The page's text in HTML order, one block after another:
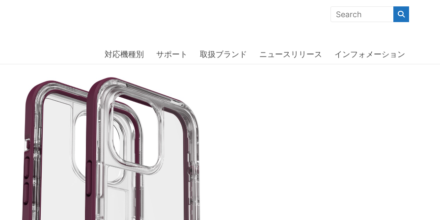
には、日本では珍しい「海外ブランド」をはじめ「ユニークな商品」「機能的な商品」「コストパフォーマンスの高い商
対応機種別 サポート 取扱ブランド ニュースリリース インフォメーション